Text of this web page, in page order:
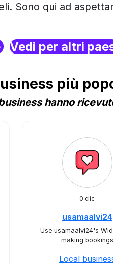
Sono qui ad
Vedi per altri
più
hanno
0 clic
usamaalvi24
Use usamaalvi24's
making bookings
Local